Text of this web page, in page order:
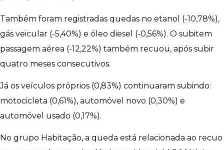
Também foram registradas quedas no etanol (-10,78%),
gás veicular (-5,40%) e óleo diesel (-0,56%). O subitem
passagem aérea (-12,22%) também recuou, após subir
quatro meses consecutivos.
Já os veículos próprios (0,83%) continuaram subindo:
motocicleta (0,61%), automóvel novo (0,30%) e
automóvel usado (0,17%).
No grupo Habitação, a queda está relacionada ao recuo